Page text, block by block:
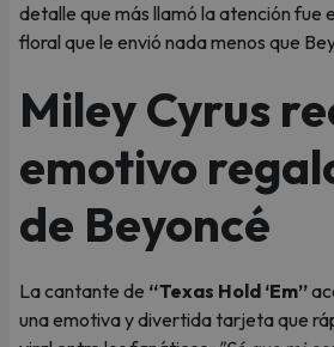
detalle que más llamó la atención fue
floral que le envió nada menos que
Miley Cyrus
emotivo
de Beyoncé
La cantante de “Texas Hold ‘Em”
una emotiva y divertida tarjeta que